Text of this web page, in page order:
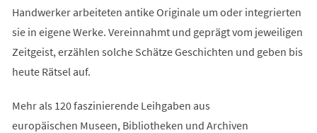
Handwerker arbeiteten antike Originale um oder integrierten
sie in eigene Werke. Vereinnahmt und geprägt vom jeweiligen
Zeitgeist, erzählen solche Schätze Geschichten und geben bis
heute Rätsel auf.
Mehr als 120 faszinierende Leihgaben aus
europäischen Museen, Bibliotheken und Archiven